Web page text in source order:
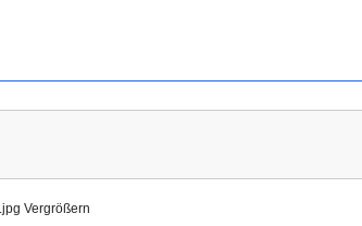
Vergrößern